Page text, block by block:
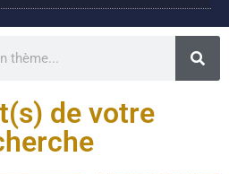
de votre